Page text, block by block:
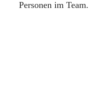
Personen im Team.